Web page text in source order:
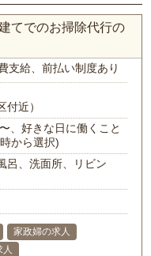
てでのお掃除代行の
支給、前払い制度あり
付近）
、好きな日に働くこと
から選択)
呂、洗面所、リビン
家政婦の求人
人